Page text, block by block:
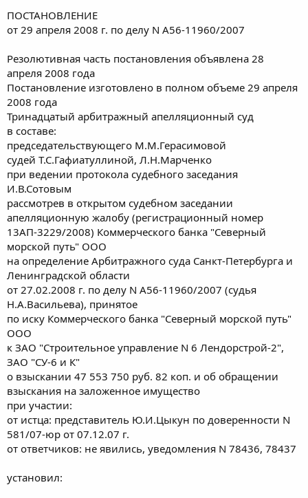
вынести решение. И, в то же время, очень хочется участвовать
в первом собрании. Кто сможет прокомментировать.
Спасибо
ПОСТАНОВЛЕНИЕ
от 29 апреля 2008 г. по делу N А56-11960/2007
Резолютивная часть постановления объявлена 28
апреля 2008 года
Постановление изготовлено в полном объеме 29 апреля
2008 года
Тринадцатый арбитражный апелляционный суд
в составе:
председательствующего М.М.Герасимовой
судей Т.С.Гафиатуллиной, Л.Н.Марченко
при ведении протокола судебного заседания
И.В.Сотовым
рассмотрев в открытом судебном заседании
апелляционную жалобу (регистрационный номер
13АП-3229/2008) Коммерческого банка "Северный
морской путь" ООО
на определение Арбитражного суда Санкт-Петербурга и
Ленинградской области
от 27.02.2008 г. по делу N А56-11960/2007 (судья
Н.А.Васильева), принятое
по иску Коммерческого банка "Северный морской путь"
ООО
к ЗАО "Строительное управление N 6 Лендорстрой-2",
ЗАО "СУ-6 и К"
о взыскании 47 553 750 руб. 82 коп. и об обращении
взыскания на заложенное имущество
при участии:
от истца: представитель Ю.И.Цыкун по доверенности N
581/07-юр от 07.12.07 г.
от ответчиков: не явились, уведомления N 78436, 78437
установил: